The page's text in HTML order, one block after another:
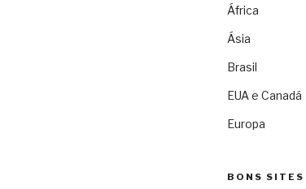
África
Ásia
Brasil
EUA e Canadá
Europa
BONS SITES